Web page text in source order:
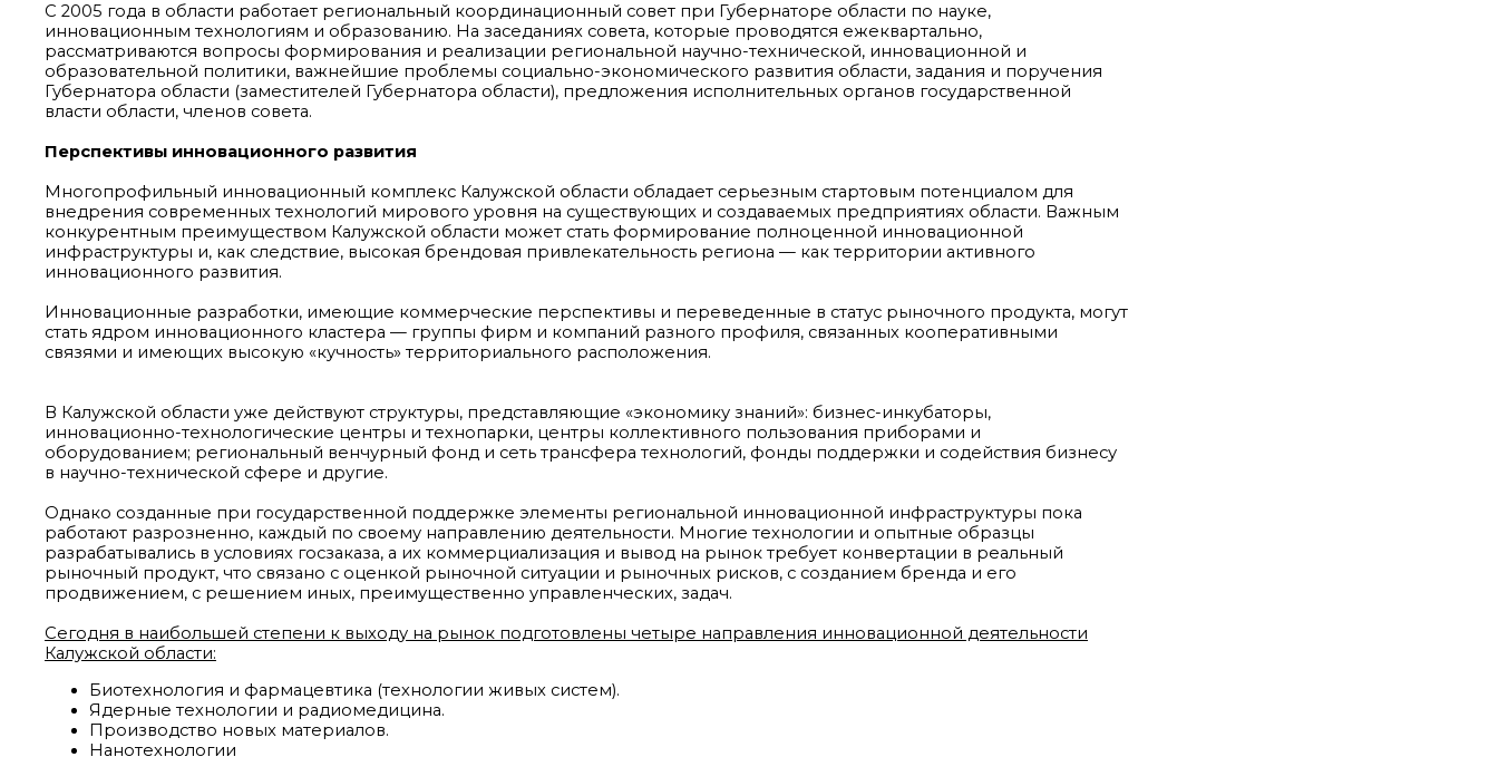
С 2005 года в области работает региональный координационный совет при Губернаторе области по науке,
инновационным технологиям и образованию. На заседаниях совета, которые проводятся ежеквартально,
рассматриваются вопросы формирования и реализации региональной научно-технической, инновационной и
образовательной политики, важнейшие проблемы социально-экономического развития области, задания и поручения
Губернатора области (заместителей Губернатора области), предложения исполнительных органов государственной
власти области, членов совета.
Перспективы инновационного развития
Многопрофильный инновационный комплекс Калужской области обладает серьезным стартовым потенциалом для
внедрения современных технологий мирового уровня на существующих и создаваемых предприятиях области. Важным
конкурентным преимуществом Калужской области может стать формирование полноценной инновационной
инфраструктуры и, как следствие, высокая брендовая привлекательность региона — как территории активного
инновационного развития.
Инновационные разработки, имеющие коммерческие перспективы и переведенные в статус рыночного продукта, могут
стать ядром инновационного кластера — группы фирм и компаний разного профиля, связанных кооперативными
связями и имеющих высокую «кучность» территориального расположения.
В Калужской области уже действуют структуры, представляющие «экономику знаний»: бизнес-инкубаторы,
инновационно-технологические центры и технопарки, центры коллективного пользования приборами и
оборудованием; региональный венчурный фонд и сеть трансфера технологий, фонды поддержки и содействия бизнесу
в научно-технической сфере и другие.
Однако созданные при государственной поддержке элементы региональной инновационной инфраструктуры пока
работают разрозненно, каждый по своему направлению деятельности. Многие технологии и опытные образцы
разрабатывались в условиях госзаказа, а их коммерциализация и вывод на рынок требует конвертации в реальный
рыночный продукт, что связано с оценкой рыночной ситуации и рыночных рисков, с созданием бренда и его
продвижением, с решением иных, преимущественно управленческих, задач.
Сегодня в наибольшей степени к выходу на рынок подготовлены четыре направления инновационной деятельности
Калужской области:
Биотехнология и фармацевтика (технологии живых систем).
Ядерные технологии и радиомедицина.
Производство новых материалов.
Нанотехнологии